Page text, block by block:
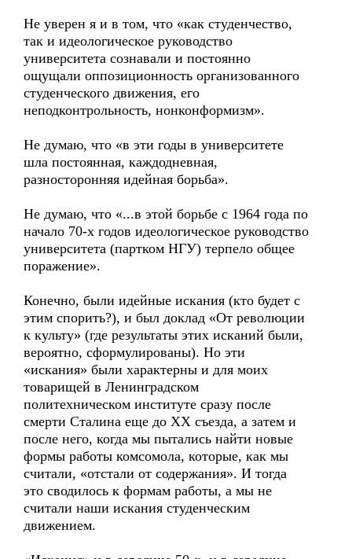
Не уверен я и в том, что «как студенчество,
так и идеологическое руководство
университета сознавали и постоянно
ощущали оппозиционность организованного
студенческого движения, его
неподконтрольность, нонконформизм».
Не думаю, что «в эти годы в университете
шла постоянная, каждодневная,
разносторонняя идейная борьба».
Не думаю, что «...в этой борьбе с 1964 года по
начало 70-х годов идеологическое руководство
университета (партком НГУ) терпело общее
поражение».
Конечно, были идейные искания (кто будет с
этим спорить?), и был доклад «От революции
к культу» (где результаты этих исканий были,
вероятно, сформулированы). Но эти
«искания» были характерны и для моих
товарищей в Ленинградском
политехническом институте сразу после
смерти Сталина еще до ХХ съезда, а затем и
после него, когда мы пытались найти новые
формы работы комсомола, которые, как мы
считали, «отстали от содержания». И тогда
это сводилось к формам работы, а мы не
считали наши искания студенческим
движением.